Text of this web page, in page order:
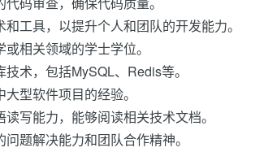
工具，以提升个人和团队的开发能力。
相关领域的学士学位。
术，包括MySQL、Redis等。
型软件项目的经验。
写能力，能够阅读相关技术文档。
题解决能力和团队合作精神。